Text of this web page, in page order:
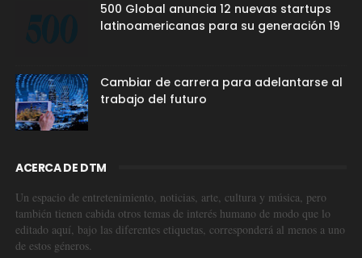
500 Global anuncia 12 nuevas startups
latinoamericanas para su generación 19
Cambiar de carrera para adelantarse al
trabajo del futuro
ACERCA DE DTM
Un espacio de entretenimiento, noticias, arte, cultura y música, pero
también tienen cabida otros temas de interés humano de modo que lo
editado aquí, bajo las diferentes etiquetas, corresponderá al menos a uno
de estos géneros.